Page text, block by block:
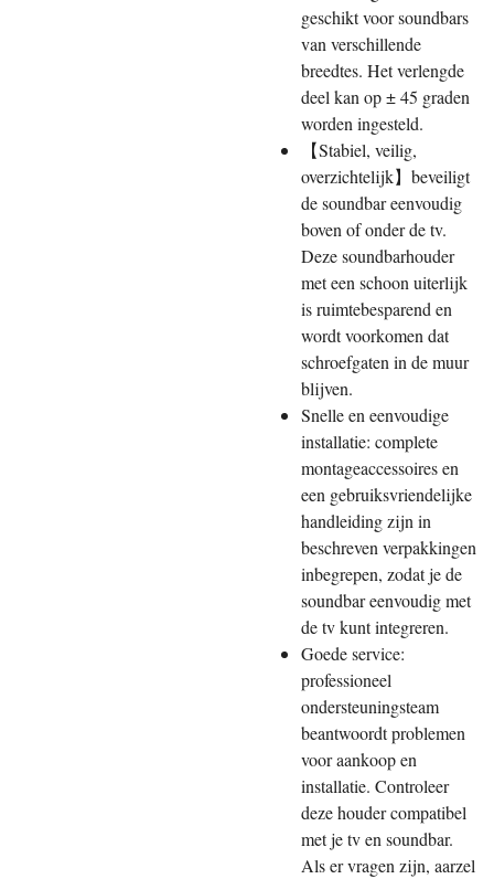
geschikt voor soundbars
van verschillende
breedtes. Het verlengde
deel kan op ± 45 graden
worden ingesteld.
【Stabiel, veilig,
overzichtelijk】beveiligt
de soundbar eenvoudig
boven of onder de tv.
Deze soundbarhouder
met een schoon uiterlijk
is ruimtebesparend en
wordt voorkomen dat
schroefgaten in de muur
blijven.
Snelle en eenvoudige
installatie: complete
montageaccessoires en
een gebruiksvriendelijke
handleiding zijn in
beschreven verpakkingen
inbegrepen, zodat je de
soundbar eenvoudig met
de tv kunt integreren.
Goede service:
professioneel
ondersteuningsteam
beantwoordt problemen
voor aankoop en
installatie. Controleer
deze houder compatibel
met je tv en soundbar.
Als er vragen zijn, aarzel